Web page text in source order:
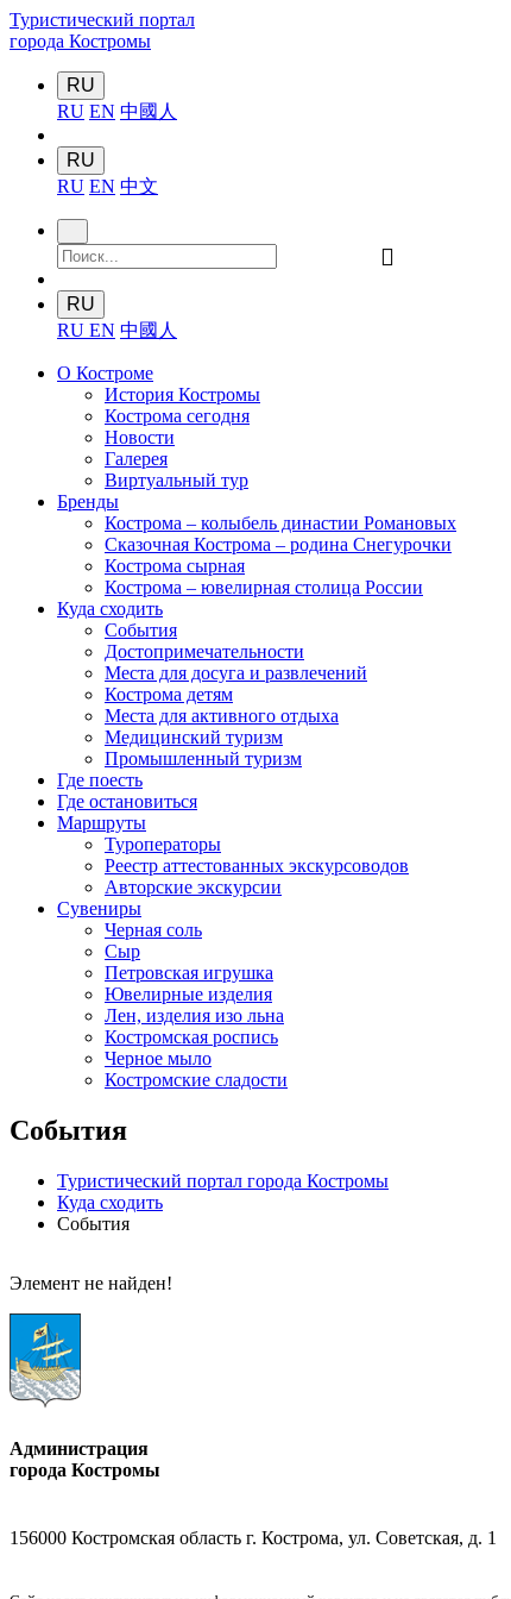
Туристический портал
города Костромы
RU
RU EN 中國人
RU
RU EN 中文
󰍉
RU
RU EN 中國人
О Костроме
История Костромы
Кострома сегодня
Новости
Галерея
Виртуальный тур
Бренды
Кострома – колыбель династии Романовых
Сказочная Кострома – родина Снегурочки
Кострома сырная
Кострома – ювелирная столица России
Куда сходить
События
Достопримечательности
Места для досуга и развлечений
Кострома детям
Места для активного отдыха
Медицинский туризм
Промышленный туризм
Где поесть
Где остановиться
Маршруты
Туроператоры
Реестр аттестованных экскурсоводов
Авторские экскурсии
Сувениры
Черная соль
Сыр
Петровская игрушка
Ювелирные изделия
Лен, изделия изо льна
Костромская роспись
Черное мыло
Костромские сладости
События
Туристический портал города Костромы
Куда сходить
События
Элемент не найден!
Администрация
города Костромы
156000 Костромская область г. Кострома, ул. Советская, д. 1